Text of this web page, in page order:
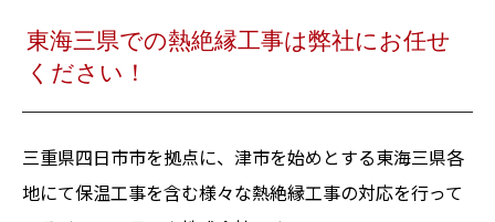
東海三県での熱絶縁工事は弊社にお任せ
ください！
三重県四日市市を拠点に、津市を始めとする東海三県各
地にて保温工事を含む様々な熱絶縁工事の対応を行って